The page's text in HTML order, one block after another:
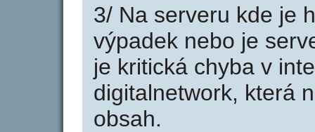
3/ Na serveru kde je
výpadek nebo je
je kritická chyba v
digitalnetwork, která
obsah.